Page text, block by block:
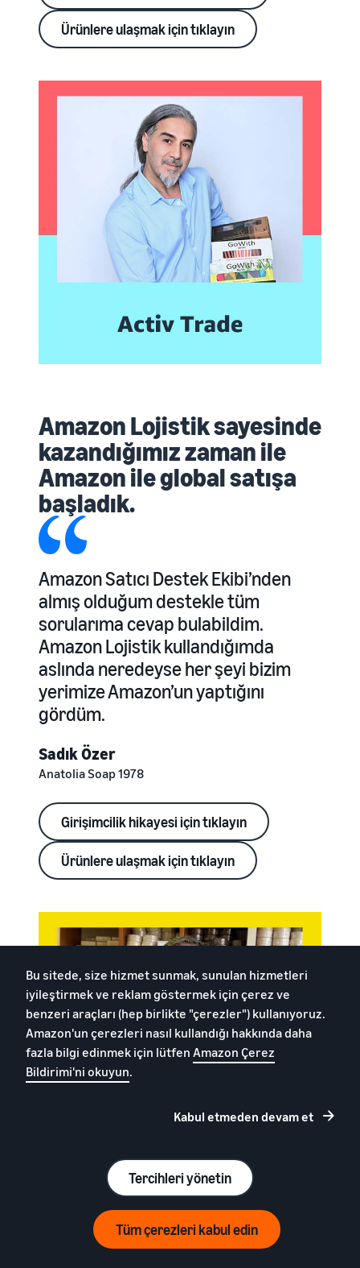
Ürünlere ulaşmak için tıklayın
Amazon Lojistik sayesinde
kazandığımız zaman ile
Amazon ile global satışa
başladık.
Amazon Satıcı Destek Ekibi’nden
almış olduğum destekle tüm
sorularıma cevap bulabildim.
Amazon Lojistik kullandığımda
aslında neredeyse her şeyi bizim
yerimize Amazon’un yaptığını
gördüm.
Sadık Özer
Anatolia Soap 1978
Girişimcilik hikayesi için tıklayın
Ürünlere ulaşmak için tıklayın
Satışlarımızın neredeyse
Bu sitede, size hizmet sunmak, sunulan hizmetleri
iyileştirmek ve reklam göstermek için çerez ve
benzeri araçları (hep birlikte "çerezler") kullanıyoruz.
Amazon'un çerezleri nasıl kullandığı hakkında daha
fazla bilgi edinmek için lütfen Amazon Çerez
Bildirimi'ni okuyun.
Kabul etmeden devam et
Tercihleri yönetin
Tüm çerezleri kabul edin